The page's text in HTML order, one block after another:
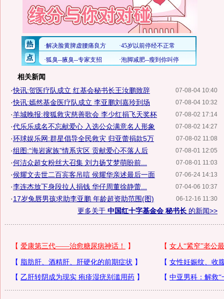
相关新闻
07-08-04 10:40
·快讯:贺医疗队成立 红基会秘书长王汝鹏致辞
07-08-04 10:32
·快讯:嫣然基金医疗队成立 李亚鹏刘嘉玲到场
07-08-02 17:14
·羊城晚报:搜狐救灾慈善歌会 李少红捐飞天奖杯
07-08-02 14:27
·代乐乐成名不忘献爱心 入选公众满意名人形象
07-08-02 11:08
·环球娱乐网:群星倡导全民救灾 归亚蕾捐款5万
07-08-01 12:05
·组图:“海岩家族”情系灾区 贡献爱心不落人后
07-08-01 11:03
·何洁众超女粉丝大召集 刘力扬艾梦萌盼前...
07-06-24 14:13
·侯耀文去世二百宾客吊唁 侯耀华亲述最后一面
07-04-06 10:37
·李连杰放下身段拉人捐钱 华仔周董徐静蕾...
06-12-16 11:30
·17岁兔唇男孩求助李亚鹏 年龄超资助范围(图)
更多关于 中国红十字基金会 秘书长 的新闻>>